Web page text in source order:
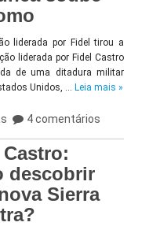
liderada por Fidel tirou a
liderada por Fidel Castro
de uma ditadura militar
Unidos, … Leia mais »
4 comentários
descobrir
Sierra